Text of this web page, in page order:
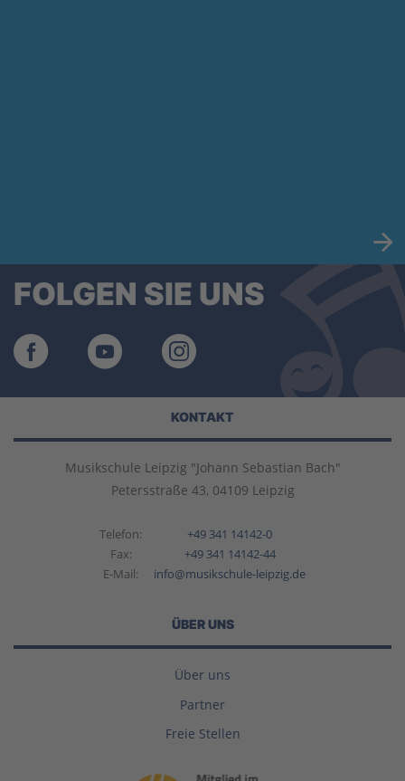
FOLGEN SIE UNS
KONTAKT
Musikschule Leipzig "Johann Sebastian Bach"
Petersstraße 43, 04109 Leipzig
Telefon:
+49 341 14142-0
Fax:
+49 341 14142-44
E-Mail:
info@musikschule-leipzig.de
ÜBER UNS
Über uns
Partner
Freie Stellen